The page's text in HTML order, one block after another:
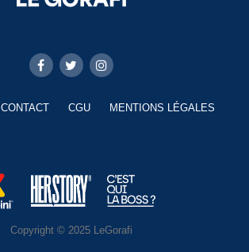
CONTACT CGU MENTIONS LÉGALES
Copyright © 2025 LeGorafi